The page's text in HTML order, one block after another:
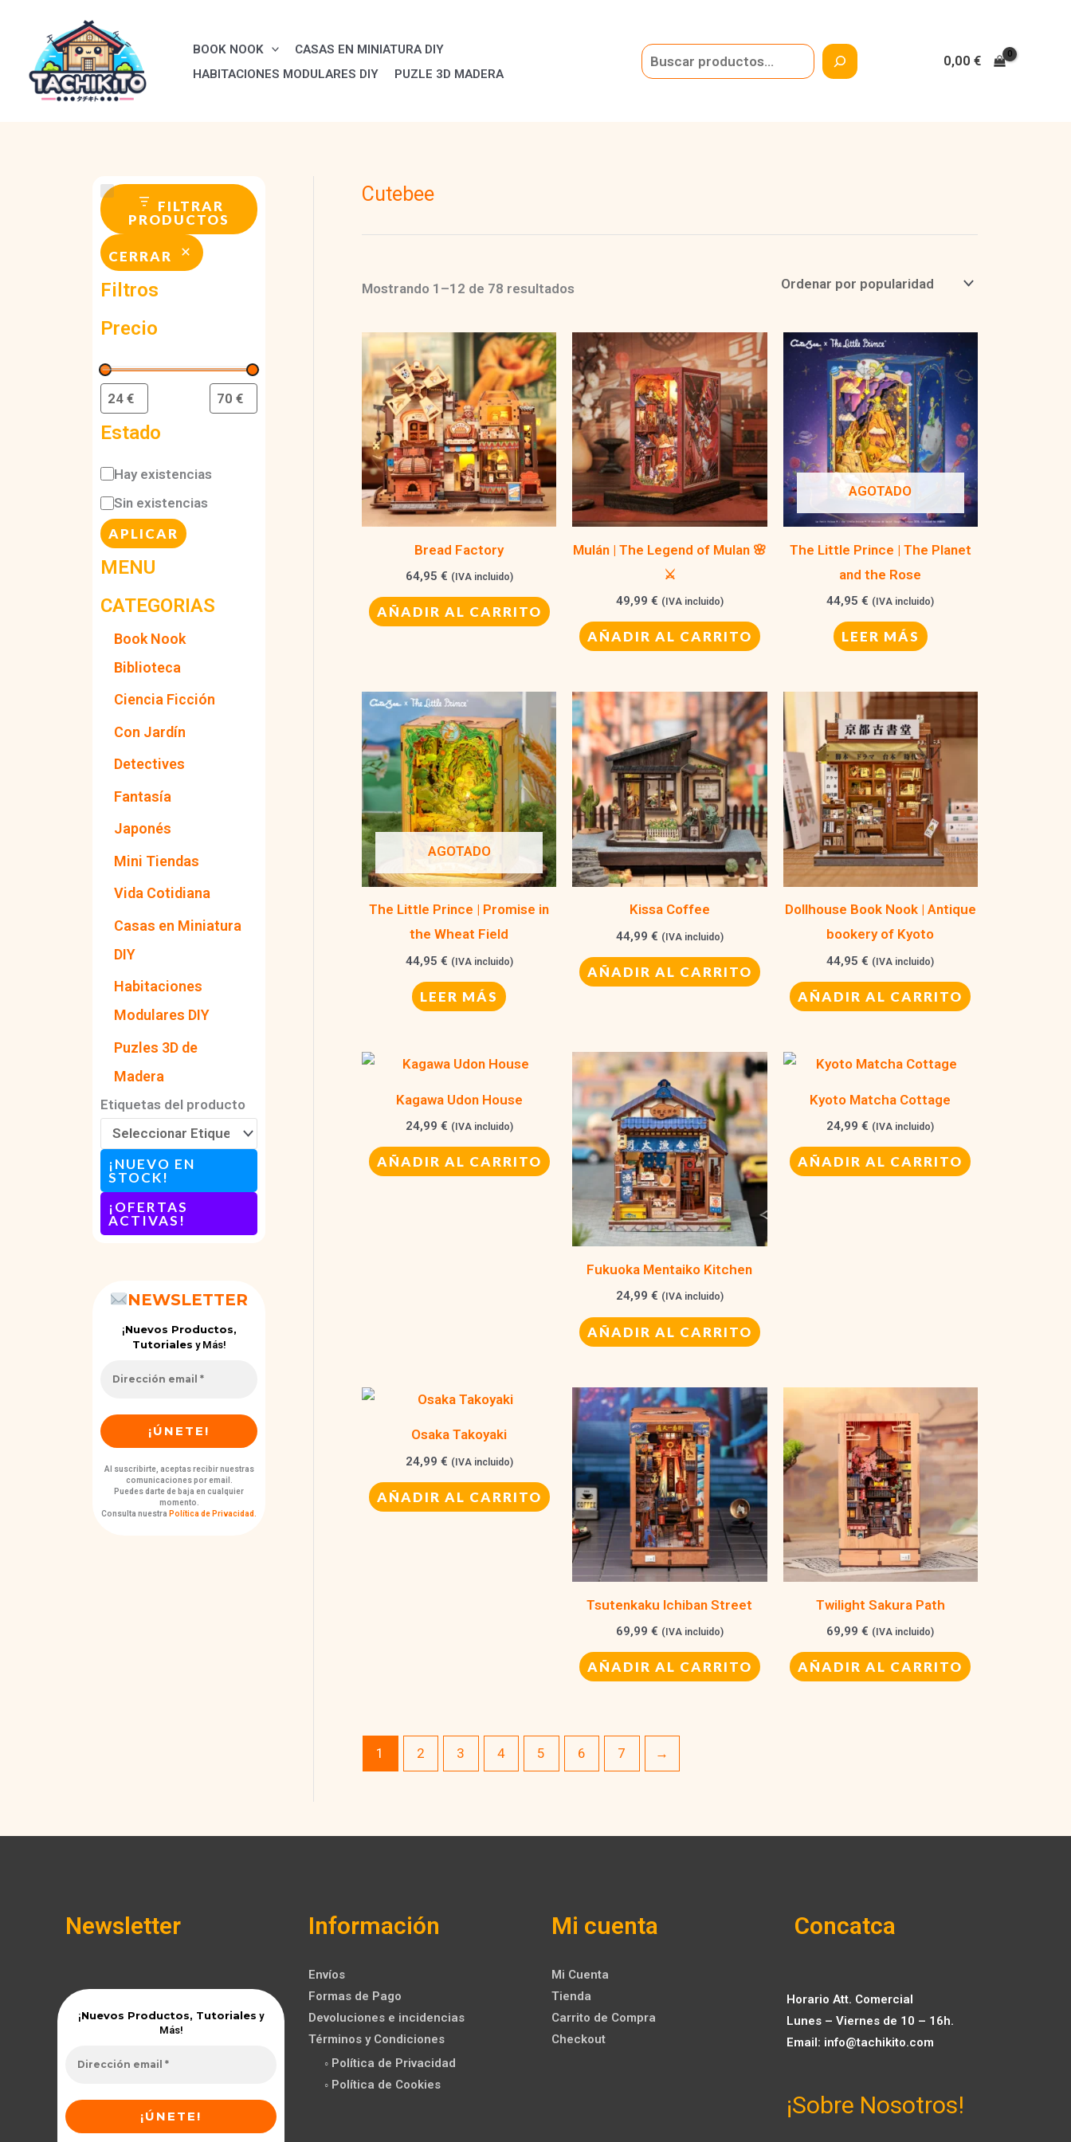
contenido
BOOK NOOK
CASAS EN MINIATURA DIY
HABITACIONES MODULARES DIY
PUZLE 3D MADERA
Buscar 0,00 €
FILTRAR
PRODUCTOS
CERRAR
Filtros
Precio
Estado
D
i
s
n
Hay existencias
Sin existencias
APLICAR
MENU
CATEGORIAS
Book Nook
Biblioteca
Ciencia Ficción
Con Jardín
Detectives
Fantasía
Japonés
Mini Tiendas
Vida Cotidiana
Casas en Miniatura
DIY
Habitaciones
Modulares DIY
Puzles 3D de
Madera
Etiquetas del producto
¡NUEVO EN
STOCK!
¡OFERTAS
ACTIVAS !
NEWSLETTER
¡Nuevos Productos,
Tutoriales y Más!
Al suscribirte, aceptas recibir nuestras
comunicaciones por email.
Puedes darte de baja en cualquier
momento.
Consulta nuestra Política de Privacidad
Cutebee
Mostrando 1–12 de 78 resultados
Bread Factory
64,95 € (IVA incluido)
AÑADIR AL CARRITO
Mulán | The Legend of Mulan 🌸
⚔️
49,99 € (IVA incluido)
AÑADIR AL CARRITO
AGOTADO
The Little Prince | The Planet
and the Rose
44,95€ (IVA incluido)
LEER MÁS
AGOTADO
The Little Prince | Promise in
the Wheat Field
44,95 € (IVA incluido)
LEER MÁS
Kissa Coffee
44,99 € (IVA incluido)
AÑADIR AL CARRITO
Dollhouse Book Nook | Antique
bookery of Kyoto
44,95€ (IVA incluido)
AÑADIR AL CARRITO
Kagawa Udon House
24,99 € (IVA incluido)
AÑADIR AL CARRITO
Fukuoka Mentaiko Kitchen
24,99 € (IVA incluido)
AÑADIR AL CARRITO
Kyoto Matcha Cottage
24,99€ (IVA incluido)
AÑADIR AL CARRITO
Osaka Takoyaki
24,99 € (IVA incluido)
AÑADIR AL CARRITO
Tsutenkaku Ichiban Street
69,99 € (IVA incluido)
AÑADIR AL CARRITO
Twilight Sakura Path
69,99€ (IVA incluido)
AÑADIR AL CARRITO
1 2 3 4 5 6 7 →
Newsletter
¡Nuevos Productos, Tutoriales y
Más!
Información
Envíos
Formas de Pago
Devoluciones e incidencias
Términos y Condiciones
◦ Política de Privacidad
◦ Política de Cookies
Mi cuenta
Mi Cuenta
Tienda
Carrito de Compra
Checkout
Concatca
Horario Att. Comercial
Lunes – Viernes de 10 – 16h.
Email: info@tachikito.com
¡Sobre Nosotros!